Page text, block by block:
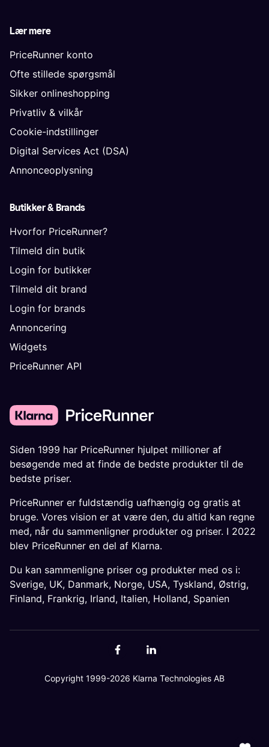
Lær mere
PriceRunner konto
Ofte stillede spørgsmål
Sikker onlineshopping
Privatliv & vilkår
Cookie-indstillinger
Digital Services Act (DSA)
Annonceoplysning
Butikker & Brands
Hvorfor PriceRunner?
Tilmeld din butik
Login for butikker
Tilmeld dit brand
Login for brands
Annoncering
Widgets
PriceRunner API
Siden 1999 har PriceRunner hjulpet millioner af
besøgende med at finde de bedste produkter til de
bedste priser.
PriceRunner er fuldstændig uafhængig og gratis at
bruge. Vores vision er at være den, du altid kan regne
med, når du sammenligner produkter og priser. I 2022
blev PriceRunner en del af Klarna.
Du kan sammenligne priser og produkter med os i:
Sverige, UK, Danmark, Norge, USA, Tyskland, Østrig,
Finland, Frankrig, Irland, Italien, Holland, Spanien
Copyright 1999-2026 Klarna Technologies AB